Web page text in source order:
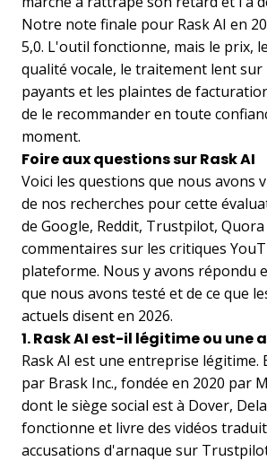
Notre note finale pour Rask AI en
5,0. L'outil fonctionne, mais le prix,
qualité vocale, le traitement lent
payants et les plaintes de
de le recommander en toute
moment.
Foire aux questions sur Rask AI
Voici les questions que nous avons
de nos recherches pour cette
de Google, Reddit, Trustpilot, Quora
commentaires sur les critiques
plateforme. Nous y avons répondu
que nous avons testé et de ce que
actuels disent en 2026.
1. Rask AI est-il légitime ou une
Rask AI est une entreprise légitime.
par Brask Inc., fondée en 2020 par
dont le siège social est à Dover,
fonctionne et livre des vidéos
accusations d'arnaque sur